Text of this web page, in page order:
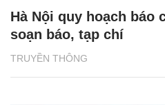
TRUYỀN THÔNG
Hà Nội quy hoạch báo
soạn báo, tạp chí